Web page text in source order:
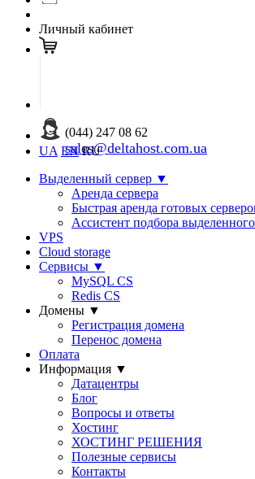
Личный кабинет
(044) 247 08 62
sales@deltahost.com.ua
UA EN RU
Выделенный сервер ▼
Аренда сервера
Быстрая аренда готовых
Ассистент подбора выделенного
VPS
Cloud storage
Сервисы ▼
MySQL CS
Redis CS
Домены ▼
Регистрация домена
Перенос домена
Оплата
Информация ▼
Датацентры
Блог
Вопросы и ответы
Хостинг
ХОСТИНГ РЕШЕНИЯ
Полезные сервисы
Контакты